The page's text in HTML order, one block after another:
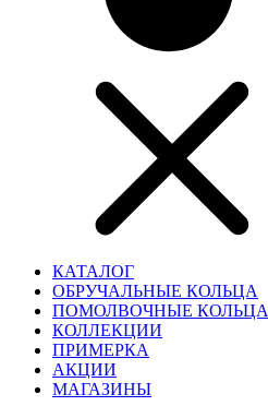
КАТАЛОГ
ОБРУЧАЛЬНЫЕ КОЛЬЦА
ПОМОЛВОЧНЫЕ КОЛЬЦА
КОЛЛЕКЦИИ
ПРИМЕРКА
АКЦИИ
МАГАЗИНЫ